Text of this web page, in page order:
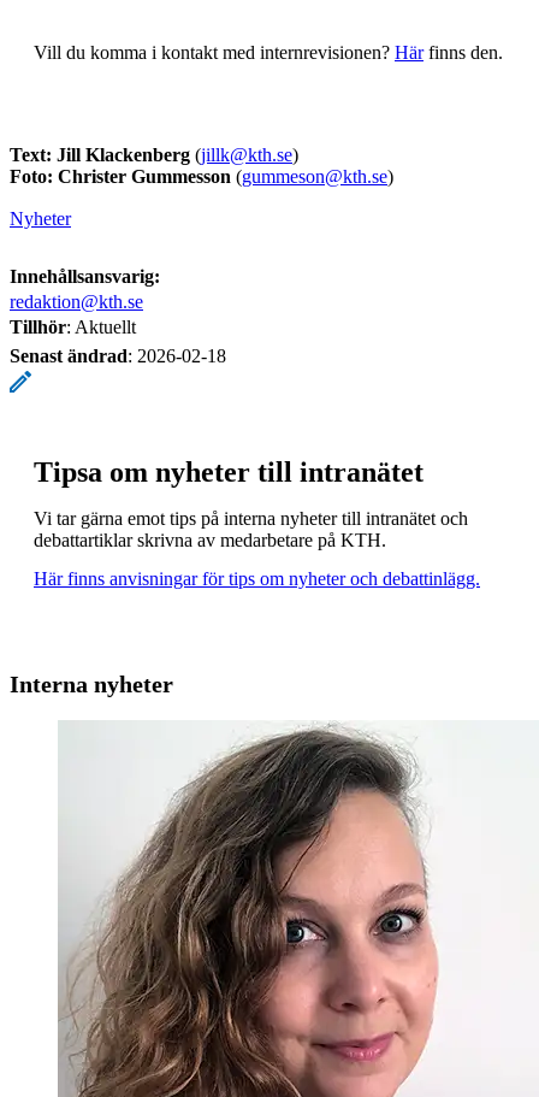
Vill du komma i kontakt med internrevisionen? Härfinns den.
Text: Jill Klackenberg (jillk@kth.se)
Foto: Christer Gummesson (gummeson@kth.se)
Nyheter
Innehållsansvarig:
redaktion@kth.se
Tillhör: Aktuellt
Senast ändrad: 2026-02-18
Tipsa om nyheter till intranätet
Vi tar gärna emot tips på interna nyheter till intranätet och
debattartiklar skrivna av medarbetare på KTH.
Här finns anvisningar för tips om nyheter och debattinlägg.
Interna nyheter